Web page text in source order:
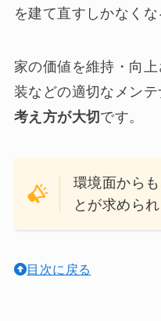
を建て直すしかなくな
家の価値を維持・向
装などの適切なメンテ
考え方が大切 です。
環境面から
とが求められ
目次に戻る